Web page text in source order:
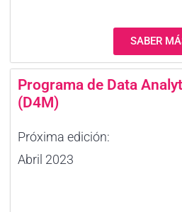
SABER
Programa de Data
(D4M)​
Próxima edición:
Abril 2023